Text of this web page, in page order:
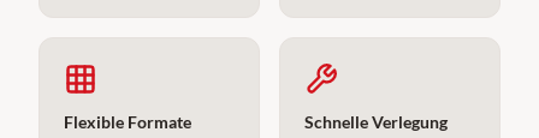
Flexible Formate Schnelle Verlegung